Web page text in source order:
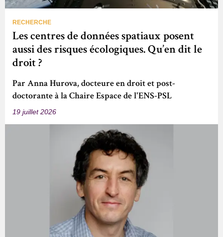
RECHERCHE
Les centres de données spatiaux posent
aussi des risques écologiques. Qu’en dit le
droit ?
Par Anna Hurova, docteure en droit et post-
doctorante à la Chaire Espace de l'ENS-PSL
19 juillet 2026